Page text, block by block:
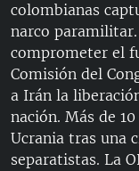
colombianas
narco
comprometer el
Comisión del
a Irán la
nación. Más de
Ucrania tras una
separatistas. La